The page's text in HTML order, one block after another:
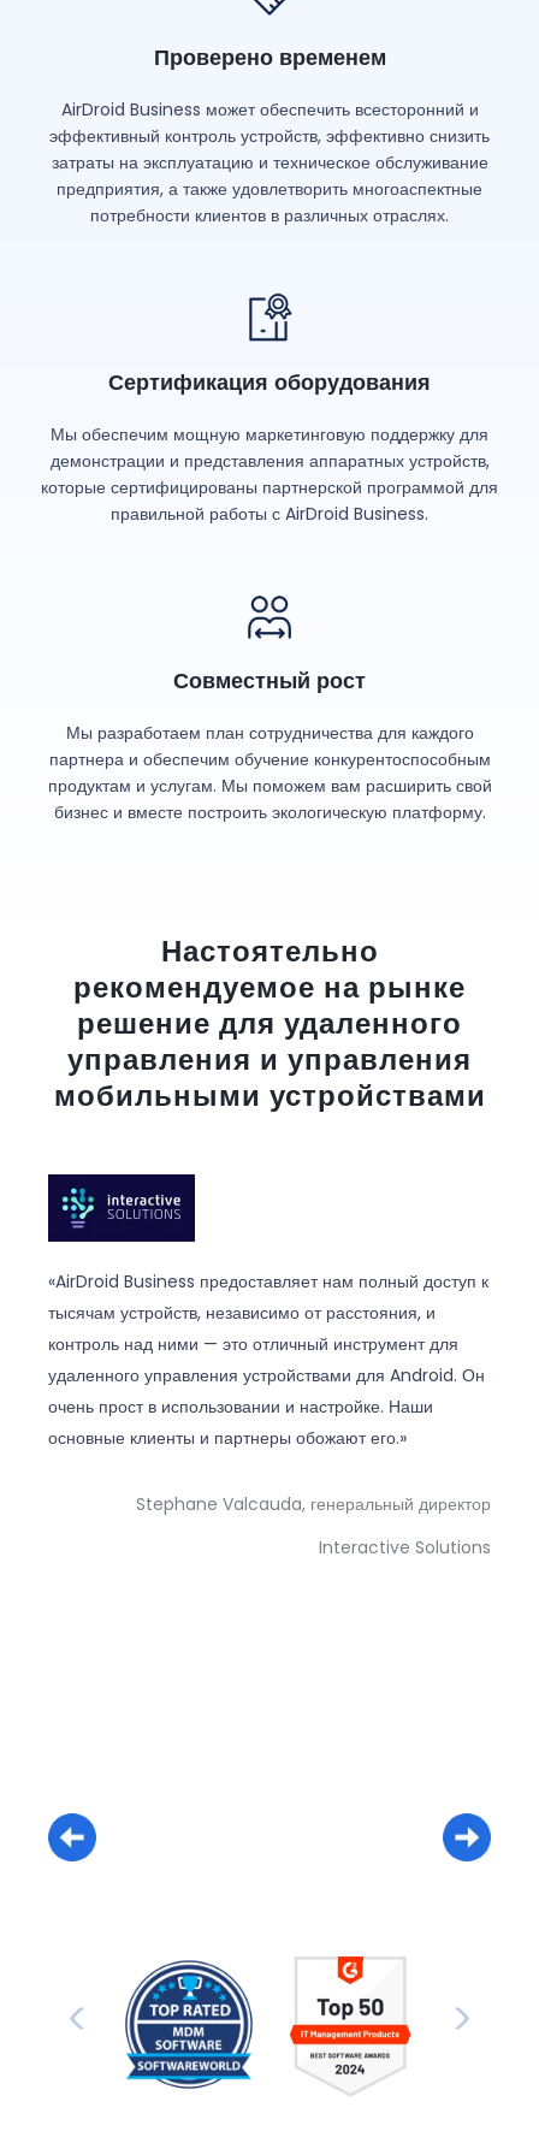
Проверено временем
AirDroid Business может обеспечить всесторонний и
эффективный контроль устройств, эффективно снизить
затраты на эксплуатацию и техническое обслуживание
предприятия, а также удовлетворить многоаспектные
потребности клиентов в различных отраслях.
Сертификация оборудования
Мы обеспечим мощную маркетинговую поддержку для
демонстрации и представления аппаратных устройств,
которые сертифицированы партнерской программой для
правильной работы с AirDroid Business.
Совместный рост
Мы разработаем план сотрудничества для каждого
партнера и обеспечим обучение конкурентоспособным
продуктам и услугам. Мы поможем вам расширить свой
бизнес и вместе построить экологическую платформу.
Настоятельно
рекомендуемое на рынке
решение для удаленного
управления и управления
мобильными устройствами
«AirDroid Business предоставляет нам полный доступ к
тысячам устройств, независимо от расстояния, и
контроль над ними — это отличный инструмент для
удаленного управления устройствами для Android. Он
очень прост в использовании и настройке. Наши
основные клиенты и партнеры обожают его.»
Stephane Valcauda, генеральный директор
Interactive Solutions